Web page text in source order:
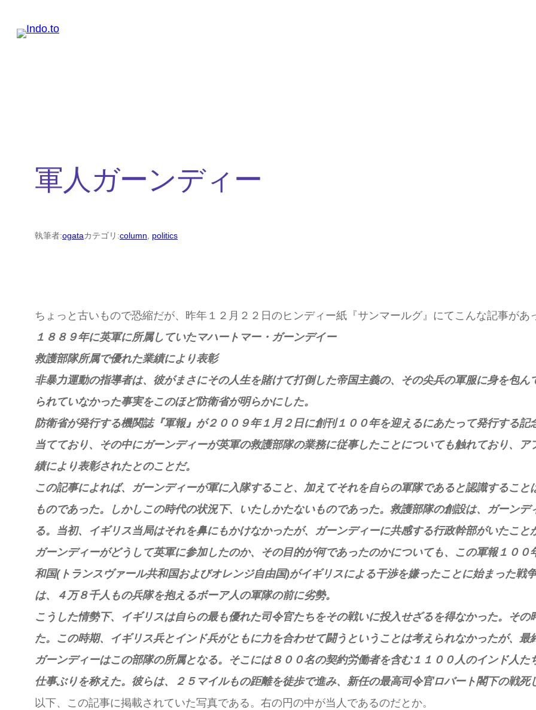
軍人ガーンディー
執筆者:ogataカテゴリ:column, politics
ちょっと古いもので恐縮だが、昨年１２月２２日のヒンディー紙『サンマールグ』にてこんな記事があ
１８８９年に英軍に所属していたマハートマー・ガーンデイー
救護部隊所属で優れた業績により表彰
非暴力運動の指導者は、彼がまさにその人生を賭けて打倒した帝国主義の、その尖兵の軍服に身を包
られていなかった事実をこのほど防衛省が明らかにした。
防衛省が発行する機関誌『軍報』が２００９年１月２日に創刊１００年を迎えるにあたって発行する
当てており、その中にガーンディーが英軍の救護部隊の業務に従事したことについても触れており、
績により表彰されたとのことだ。
この記事によれば、ガーンディーが軍に入隊すること、加えてそれを自らの軍隊であると認識するこ
ものであった。しかしこの時代の状況下、いたしかたないものであった。救護部隊の創設は、ガーン
る。当初、イギリス当局はそれを鼻にもかけなかったが、ガーンディーに共感する行政幹部がいたこと
ガーンディーがどうして英軍に参加したのか、その目的が何であったのかについても、この軍報１０
和国(トランスヴァール共和国およびオレンジ自由国)がイギリスによる干渉を嫌ったことに始まった戦
は、４万８千人もの兵隊を抱えるボーア人の軍隊の前に劣勢。
こうした情勢下、イギリスは自らの最も優れた司令官たちをその戦いに投入せざるを得なかった。そ
た。この時期、イギリス兵とインド兵がともに力を合わせて闘うということは考えられなかったが、最
ガーンディーはこの部隊の所属となる。そこには８００名の契約労働者を含む１１００人のインド人
仕事ぶりを称えた。彼らは、２５マイルもの距離を徒歩で進み、新任の最高司令官ロバート閣下の戦
以下、この記事に掲載されていた写真である。右の円の中が当人であるのだとか。